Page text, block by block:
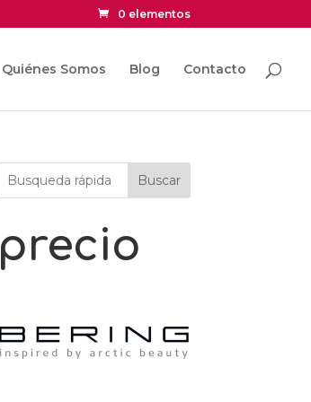
0 elementos
Quiénes Somos Blog Contacto
Buscar
precio